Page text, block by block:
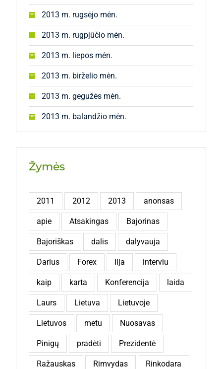
2013 m. rugsėjo mėn.
2013 m. rugpjūčio mėn.
2013 m. liepos mėn.
2013 m. birželio mėn.
2013 m. gegužės mėn.
2013 m. balandžio mėn.
Žymės
2011 2012 2013 anonsas
apie Atsakingas Bajorinas
Bajoriškas dalis dalyvauja
Darius Forex Ilja interviu
kaip karta Konferencija laida
Laurs Lietuva Lietuvoje
Lietuvos metu Nuosavas
Pinigų pradėti Prezidentė
Ražauskas Rimvydas Rinkodara